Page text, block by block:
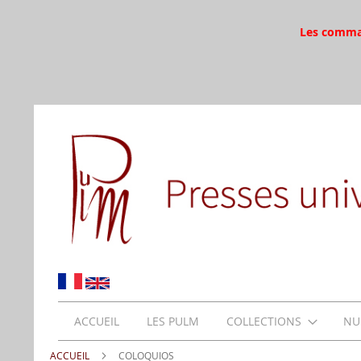
Les
ACCUEIL LES PULM COLLECTIONS
ACCUEIL COLOQUIOS